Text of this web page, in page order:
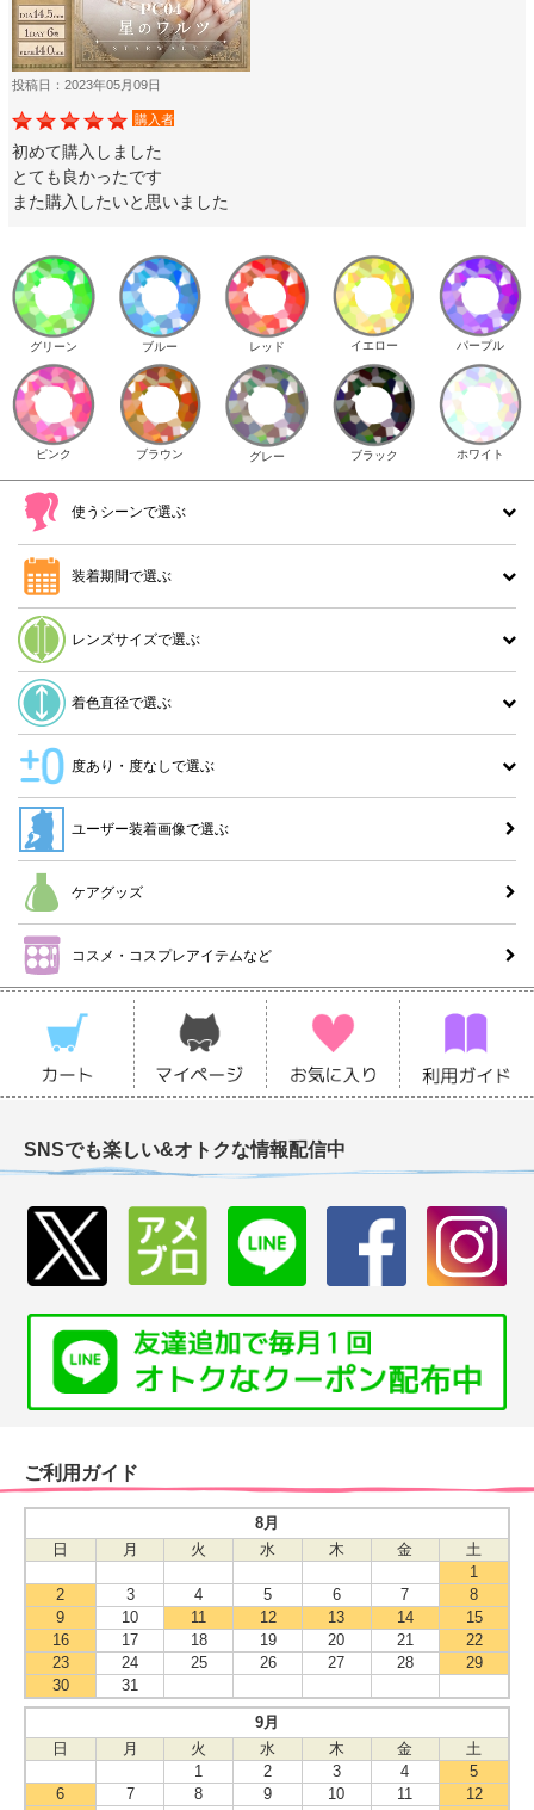
投稿日：2023年05月09日
購入者
初めて購入しました
とても良かったです
また購入したいと思いました
グリーン ブルー レッド イエロー パープル
ピンク ブラウン グレー ブラック ホワイト
使うシーンで選ぶ
装着期間で選ぶ
レンズサイズで選ぶ
着色直径で選ぶ
度あり・度なしで選ぶ
ユーザー装着画像で選ぶ
ケアグッズ
コスメ・コスプレアイテムなど
SNSでも楽しい&オトクな情報配信中
ご利用ガイド
8月
日
月 火 水 木 金
土
1
2
3 4 5 6 7
8
9
10 11 12 13 14
15
16
17 18 19 20 21
22
23
24 25 26 27 28
29
30
31
9月
日
月 火 水 木 金
土
1
2 3 4
5
6
7 8 9 10 11
12